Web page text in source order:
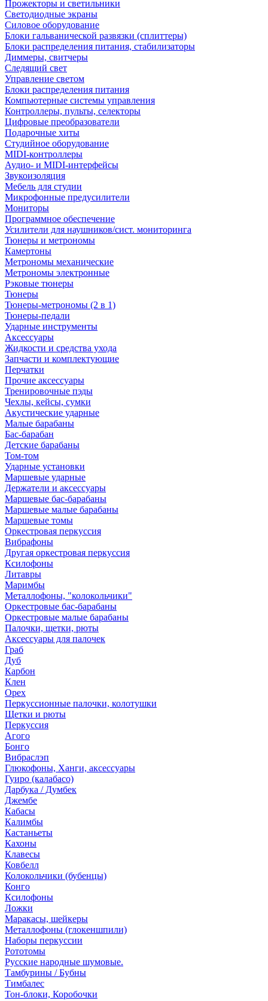
Прожекторы и светильники
Светодиодные экраны
Силовое оборудование
Блоки гальванической развязки (сплиттеры)
Блоки распределения питания, стабилизаторы
Диммеры, свитчеры
Следящий свет
Управление светом
Блоки распределения питания
Компьютерные системы управления
Контроллеры, пульты, селекторы
Цифровые преобразователи
Подарочные хиты
Студийное оборудование
MIDI-контроллеры
Аудио- и MIDI-интерфейсы
Звукоизоляция
Мебель для студии
Микрофонные предусилители
Мониторы
Программное обеспечение
Усилители для наушников/сист. мониторинга
Тюнеры и метрономы
Камертоны
Метрономы механические
Метрономы электронные
Рэковые тюнеры
Тюнеры
Тюнеры-метрономы (2 в 1)
Тюнеры-педали
Ударные инструменты
Аксессуары
Жидкости и средства ухода
Запчасти и комплектующие
Перчатки
Прочие аксессуары
Тренировочные пэды
Чехлы, кейсы, сумки
Акустические ударные
Mалые барабаны
Бас-барабан
Детские барабаны
Том-том
Ударные установки
Маршевые ударные
Держатели и аксессуары
Маршевые бас-барабаны
Маршевые малые барабаны
Маршевые томы
Оркестровая перкуссия
Вибрафоны
Другая оркестровая перкуссия
Ксилофоны
Литавры
Маримбы
Металлофоны, "колокольчики"
Оркестровые бас-барабаны
Оркестровые малые барабаны
Палочки, щетки, рюты
Аксессуары для палочек
Граб
Дуб
Карбон
Клен
Орех
Перкуссионные палочки, колотушки
Щетки и рюты
Перкуссия
Агого
Бонго
Вибраслэп
Глюкофоны, Ханги, аксессуары
Гуиро (калабасо)
Дарбука / Думбек
Джембе
Кабасы
Калимбы
Кастаньеты
Кахоны
Клавесы
Ковбелл
Колокольчики (бубенцы)
Конго
Ксилофоны
Ложки
Маракасы, шейкеры
Металлофоны (глокеншпили)
Наборы перкуссии
Рототомы
Русские народные шумовые.
Тамбурины / Бубны
Тимбалес
Тон-блоки, Коробочки